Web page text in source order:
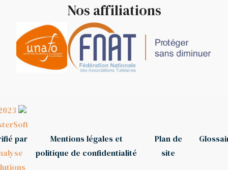
Nos affiliations
par
Mentions légales et
politique de confidentialité
Plan de
site